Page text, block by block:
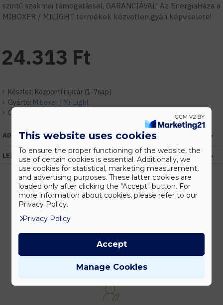
szintű szakmai támogatással, GARANCIÁVAL! Az EnergiaHáza a
MIBOXER / MILIGHT termékek közvetlen gyári képviselete!
Készlet: Központi raktár (1-7nap)
Gyártó: Miboxer / Mi-Light
Cikkszám:
24.313 Ft
ADATOK
LEÍRÁS
Gyors kiszállítás
Készleten lévő termékeinket akár 24 órán belül megkaphatod!
This website uses cookies
To ensure the proper functioning of the website, the
use of certain cookies is essential. Additionally, we
use cookies for statistical, marketing measurement,
and advertising purposes. These latter cookies are
loaded only after clicking the "Accept" button. For
more information about cookies, please refer to our
Privacy Policy.
Privacy Policy
Manage Cookies
Accept